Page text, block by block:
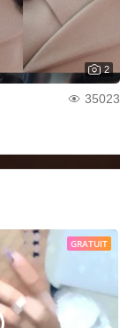
2
35023
GRATUIT